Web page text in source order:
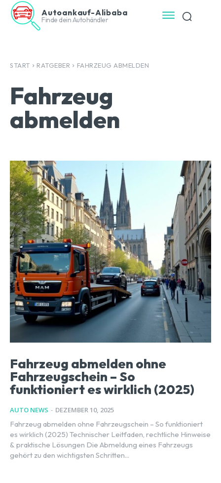
Autoankauf-Alibaba
Finde dein Autohändler
START RATGEBER FAHRZEUG ABMELDEN
Fahrzeug
abmelden
Fahrzeug abmelden ohne
Fahrzeugschein – So
funktioniert es wirklich (2025)
AUTO NEWS - DEZEMBER 10, 2025
Fahrzeug abmelden ohne Fahrzeugschein – So funktioniert
es wirklich (2025) Technischer Leitfaden, rechtliche Hinweise
& praktische Lösungen Die Abmeldung eines Fahrzeugs
gehört zu den wichtigsten Schritten...